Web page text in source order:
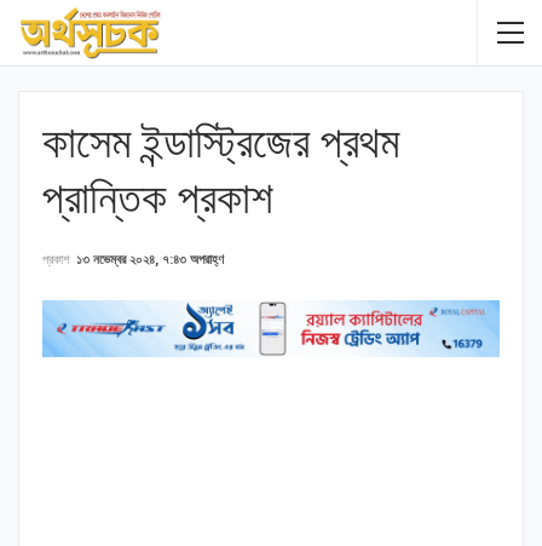
কাসেম ইন্ডাস্ট্রিজের প্রথম
প্রান্তিক প্রকাশ
প্রকাশ ১৩ নভেম্বর ২০২৪, ৭:৪৩ অপরাহ্ণ